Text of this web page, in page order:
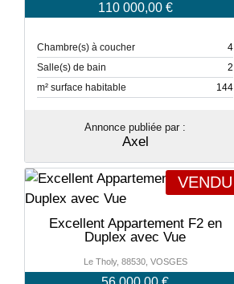
110 000,00 €
Chambre(s) à coucher
4
Salle(s) de bain
2
m² surface habitable
144
Annonce publiée par :
Axel
VENDU
Excellent Appartement F2 en
Duplex avec Vue
Le Tholy, 88530, VOSGES